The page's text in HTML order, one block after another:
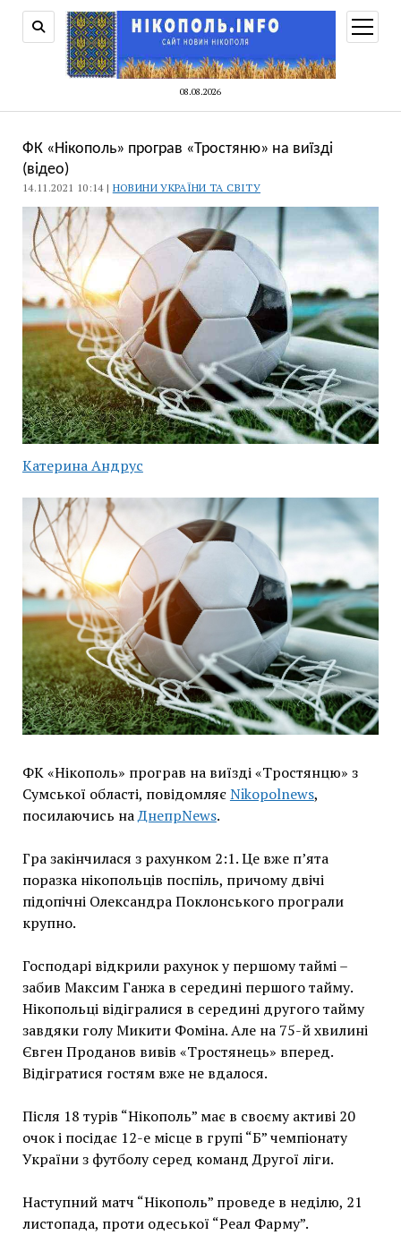
08.08.2026
меню
ФК «Нікополь» програв «Тростяню» на виїзді
(відео)
14.11.2021 10:14 | НОВИНИ УКРАЇНИ ТА СВІТУ
Катерина Андрус
ФК «Нікополь» програв на виїзді «Тростянцю» з
Сумської області, повідомляєNikopolnews,
посилаючись наДнепрNews.
Гра закінчилася з рахунком 2:1. Це вже п’ята
поразка нікопольців поспіль, причому двічі
підопічні Олександра Поклонського програли
крупно.
Господарі відкрили рахунок у першому таймі –
забив Максим Ганжа в середині першого тайму.
Нікопольці відігралися в середині другого тайму
завдяки голу Микити Фоміна. Але на 75-й хвилині
Євген Проданов вивів «Тростянець» вперед.
Відігратися гостям вже не вдалося.
Після 18 турів “Нікополь” має в своєму активі 20
очок і посідає 12-е місце в групі “Б” чемпіонату
України з футболу серед команд Другої ліги.
Наступний матч “Нікополь” проведе в неділю, 21
листопада, проти одеської “Реал Фарму”.